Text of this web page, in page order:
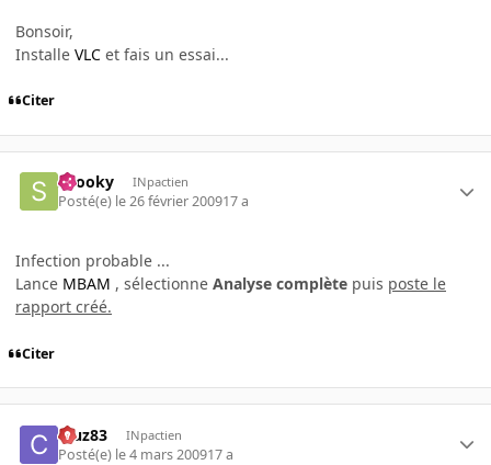
Bonsoir,
Installe VLC et fais un essai...
Citer
snooky INpactien
Posté(e) le 26 février 200917 a
Infection probable ...
Lance MBAM , sélectionne Analyse complète puis poste le
rapport créé.
Citer
cruz83 INpactien
Posté(e) le 4 mars 200917 a